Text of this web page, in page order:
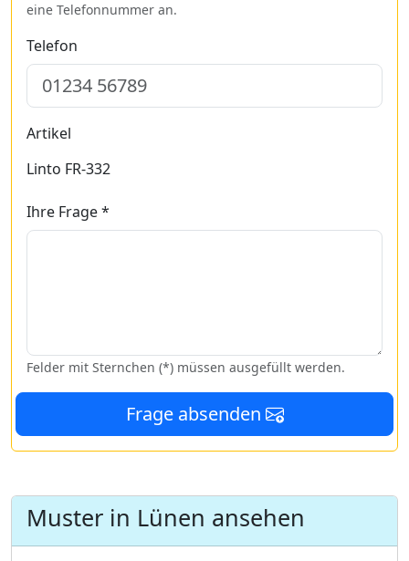
eine Telefonnummer an.
Telefon
Artikel
Linto FR-332
Ihre Frage *
Felder mit Sternchen (*) müssen ausgefüllt werden.
Frage absenden
Muster in Lünen ansehen